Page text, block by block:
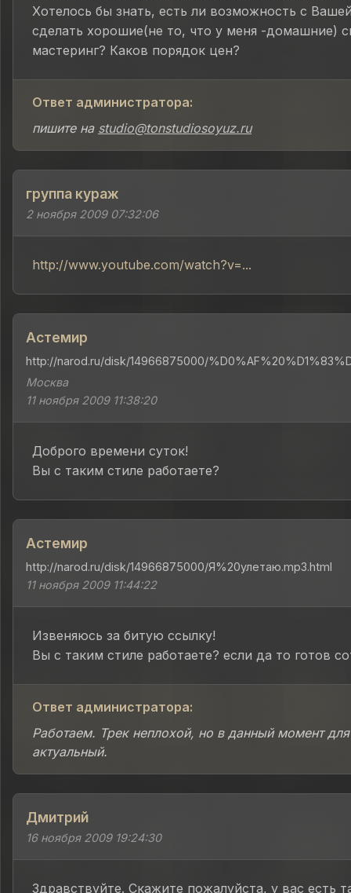
Хотелось бы знать, есть ли возможность с
сделать хорошие(не то, что у меня -домашние)
мастеринг? Каков порядок цен?
Ответ администратора:
пишите на studio@tonstudiosoyuz.ru
группа кураж
2 ноября 2009 07:32:06
http://www.youtube.com/watch?v=...
Астемир
http://narod.ru/disk/14966875000/
Москва
11 ноября 2009 11:38:20
Доброго времени суток!
Вы с таким стиле работаете?
Астемир
http://narod.ru/disk/14966875000/Я%20улетаю.mp3.html
11 ноября 2009 11:44:22
Извеняюсь за битую ссылку!
Вы с таким стиле работаете? если да то готов
Ответ администратора:
Работаем. Трек неплохой, но в данный момент
актуальный.
Дмитрий
16 ноября 2009 19:24:30
Здравствуйте. Скажите пожалуйста, у вас есть